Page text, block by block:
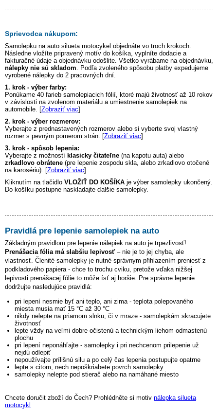
Sprievodca nákupom:
Samolepku na auto silueta motocykel objednáte vo troch krokoch.
Následne vložíte pripravený motív do košíka, vyplníte dodacie a
fakturačné údaje a objednávku odošlite. Všetko vyrábame na objednávku,
nálepky nie sú skladom . Podľa zvoleného spôsobu platby expedujeme
vyrobené nálepky do 2 pracovných dní.
1. krok - výber farby:
Ponúkame 40 farieb samolepiacich fólií, ktoré majú životnosť až 10 rokov
v závislosti na zvolenom materiálu a umiestnenie samolepiek na
automobile. [Zobraziť viac]
2. krok - výber rozmerov:
Vyberajte z prednastavených rozmerov alebo si vyberte svoj vlastný
rozmer s pevným pomerom strán. [Zobraziť viac]
3. krok - spôsob lepenia:
Vyberajte z možností klasicky čitateľne (na kapotu auta) alebo
zrkadlovo obrátene (pre lepenie zospodu skla, alebo zrkadlovo otočené
na karosériu). [Zobraziť viac]
Kliknutím na tlačidlo VLOŽIŤ DO KOŠÍKA je výber samolepky ukončený.
Do košíku postupne naskladajte ďalšie samolepky.
Pravidlá pre lepenie samolepiek na auto
Základným pravidlom pre lepenie nálepiek na auto je trpezlivosť!
Prenášacia fólia má slabšiu lepivosť– nie je to jej chyba, ale
vlastnosť. Členité samolepky je nutné správnym přihlazením preniesť z
podkladového papiera - chce to trochu cviku, pretože vďaka nižšej
lepivosti prenášacej fólie to môže ísť aj horšie. Pre správne lepenie
dodržujte nasledujúce pravidlá:
pri lepení nesmie byť ani teplo, ani zima - teplota polepovaného
miesta musia mať 15 °C až 30 °C
nikdy nelepte na priamom slnku, či v mraze - samolepkám skracujete
životnosť
lepte vždy na veľmi dobre očistenú a technickým liehom odmastenú
plochu
pri lepení neponáhľajte - samolepky i pri nechcenom prilepenie už
nejdú odlepiť
nepoužívajte prílišnú silu a po celý čas lepenia postupujte opatrne
lepte s citom, nech nepoškriabete povrch samolepky
samolepky nelepte pod stierač alebo na namáhané miesto
Chcete doručit zboží do Čech? Prohlédněte si motiv nálepka silueta
motocykl